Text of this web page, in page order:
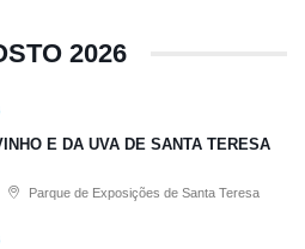
2026
E DA UVA DE SANTA TERESA
Parque de Exposições de Santa Teresa